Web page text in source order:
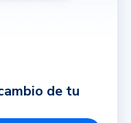
de tu